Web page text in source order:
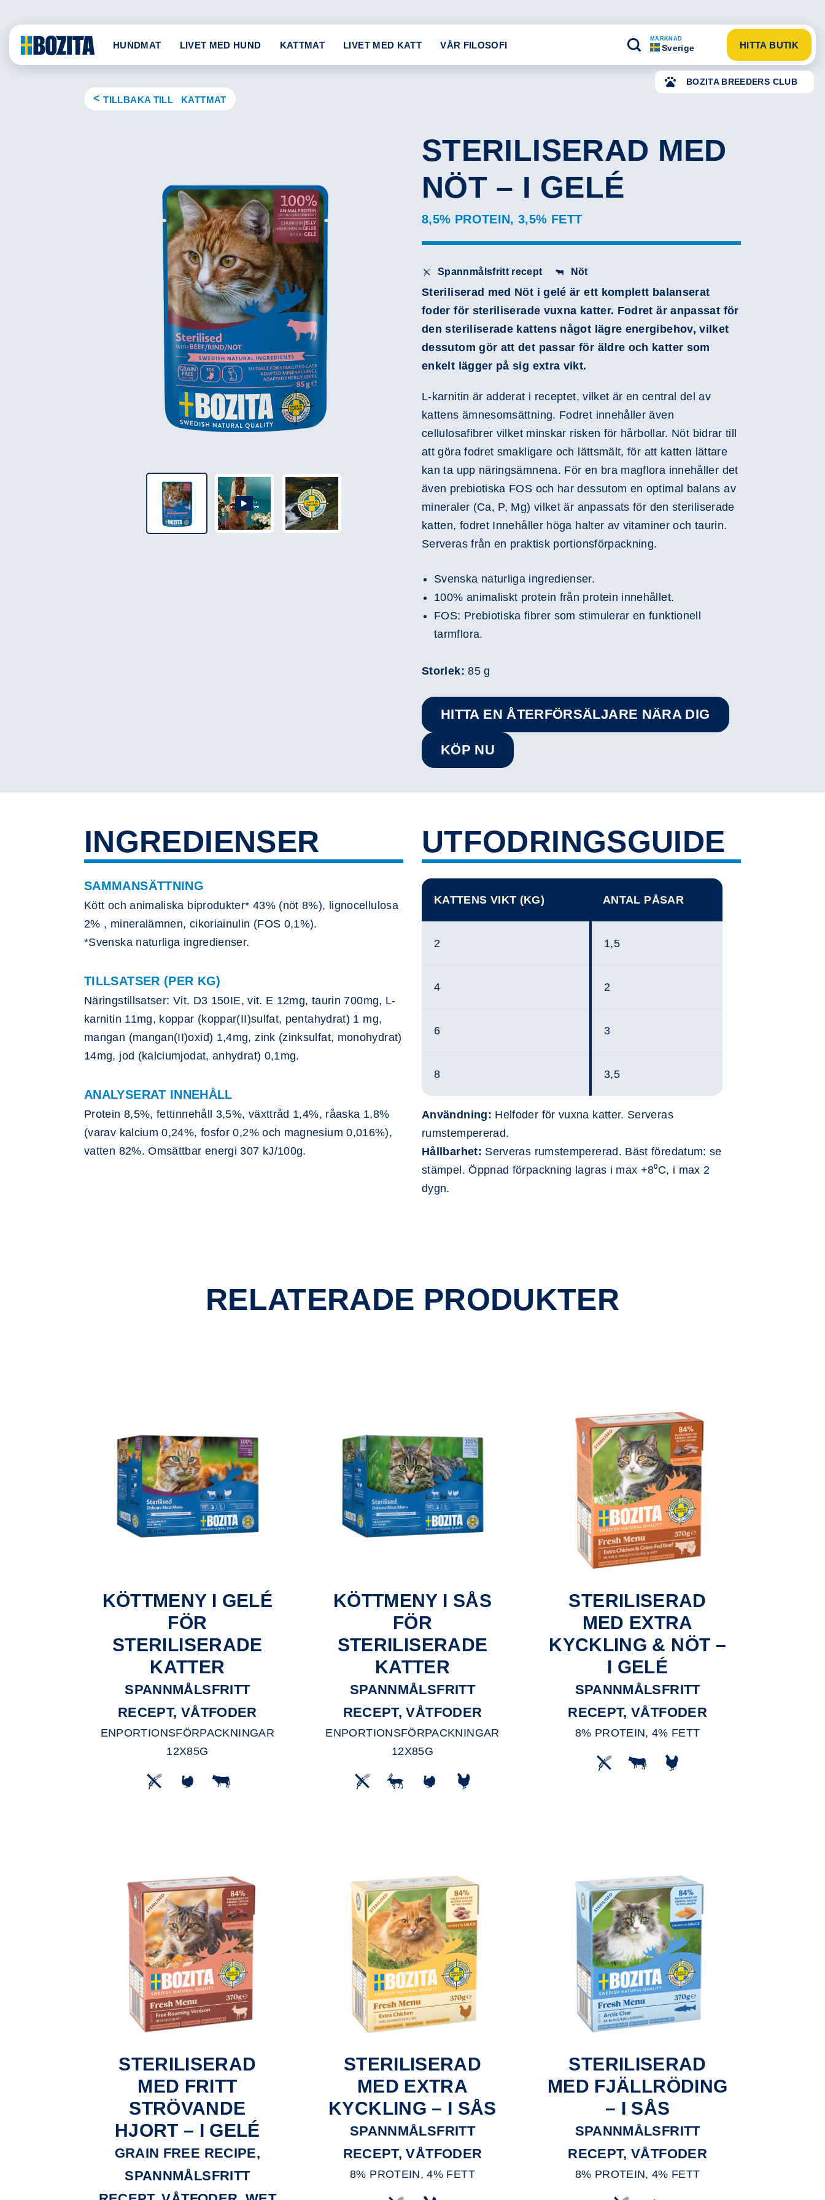
content
BOZITA BREEDERS CLUB
HUNDMAT LIVET MED HUND KATTMAT LIVET MED KATT VÅR FILOSOFI
MARKNAD
Sverige HITTA BUTIK
TILLBAKA TILL KATTMAT
Play
Video
STERILISERAD MED
NÖT – I GELÉ
8,5% PROTEIN, 3,5% FETT
Spannmålsfritt recept Nöt
Steriliserad med Nöt i gelé är ett komplett balanserat
foder för steriliserade vuxna katter. Fodret är anpassat för
den steriliserade kattens något lägre energibehov, vilket
dessutom gör att det passar för äldre och katter som
enkelt lägger på sig extra vikt.
L-karnitin är adderat i receptet, vilket är en central del av
kattens ämnesomsättning. Fodret innehåller även
cellulosafibrer vilket minskar risken för hårbollar. Nöt bidrar till
att göra fodret smakligare och lättsmält, för att katten lättare
kan ta upp näringsämnena. För en bra magflora innehåller det
även prebiotiska FOS och har dessutom en optimal balans av
mineraler (Ca, P, Mg) vilket är anpassats för den steriliserade
katten, fodret Innehåller höga halter av vitaminer och taurin.
Serveras från en praktisk portionsförpackning.
Svenska naturliga ingredienser.
100% animaliskt protein från protein innehållet.
FOS: Prebiotiska fibrer som stimulerar en funktionell
tarmflora.
Storlek: 85 g
HITTA EN ÅTERFÖRSÄLJARE NÄRA DIG
KÖP NU
INGREDIENSER
SAMMANSÄTTNING
Kött och animaliska biprodukter* 43% (nöt 8%), lignocellulosa
2% , mineralämnen, cikoriainulin (FOS 0,1%).
*Svenska naturliga ingredienser.
TILLSATSER (PER KG)
Näringstillsatser: Vit. D3 150IE, vit. E 12mg, taurin 700mg, L-
karnitin 11mg, koppar (koppar(II)sulfat, pentahydrat) 1 mg,
mangan (mangan(II)oxid) 1,4mg, zink (zinksulfat, monohydrat)
14mg, jod (kalciumjodat, anhydrat) 0,1mg.
ANALYSERAT INNEHÅLL
Protein 8,5%, fettinnehåll 3,5%, växttråd 1,4%, råaska 1,8%
(varav kalcium 0,24%, fosfor 0,2% och magnesium 0,016%),
vatten 82%. Omsättbar energi 307 kJ/100g.
UTFODRINGSGUIDE
KATTENS VIKT (KG) ANTAL PÅSAR
2 1,5
4 2
6 3
8 3,5
Användning: Helfoder för vuxna katter. Serveras
rumstempererad.
Hållbarhet: Serveras rumstempererad. Bäst föredatum: se
stämpel. Öppnad förpackning lagras i max +8⁰C, i max 2
dygn.
RELATERADE PRODUKTER
KÖTTMENY I GELÉ
FÖR
STERILISERADE
KATTER
SPANNMÅLSFRITT
RECEPT, VÅTFODER
ENPORTIONSFÖRPACKNINGAR
12X85G
KÖTTMENY I SÅS
FÖR
STERILISERADE
KATTER
SPANNMÅLSFRITT
RECEPT, VÅTFODER
ENPORTIONSFÖRPACKNINGAR
12X85G
STERILISERAD
MED EXTRA
KYCKLING & NÖT –
I GELÉ
SPANNMÅLSFRITT
RECEPT, VÅTFODER
8% PROTEIN, 4% FETT
STERILISERAD
MED FRITT
STRÖVANDE
HJORT – I GELÉ
GRAIN FREE RECIPE,
SPANNMÅLSFRITT
STERILISERAD
MED EXTRA
KYCKLING – I SÅS
SPANNMÅLSFRITT
RECEPT, VÅTFODER
8% PROTEIN, 4% FETT
STERILISERAD
MED FJÄLLRÖDING
– I SÅS
SPANNMÅLSFRITT
RECEPT, VÅTFODER
8% PROTEIN, 4% FETT